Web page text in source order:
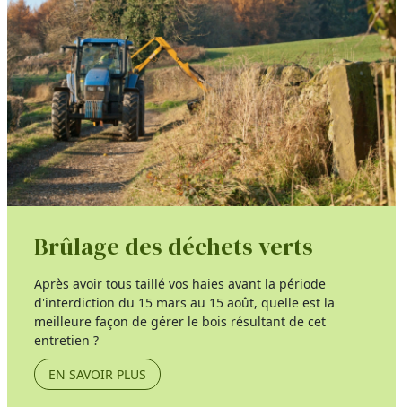
Brûlage des déchets verts
Après avoir tous taillé vos haies avant la période
d'interdiction du 15 mars au 15 août, quelle est la
meilleure façon de gérer le bois résultant de cet
entretien ?
EN SAVOIR PLUS